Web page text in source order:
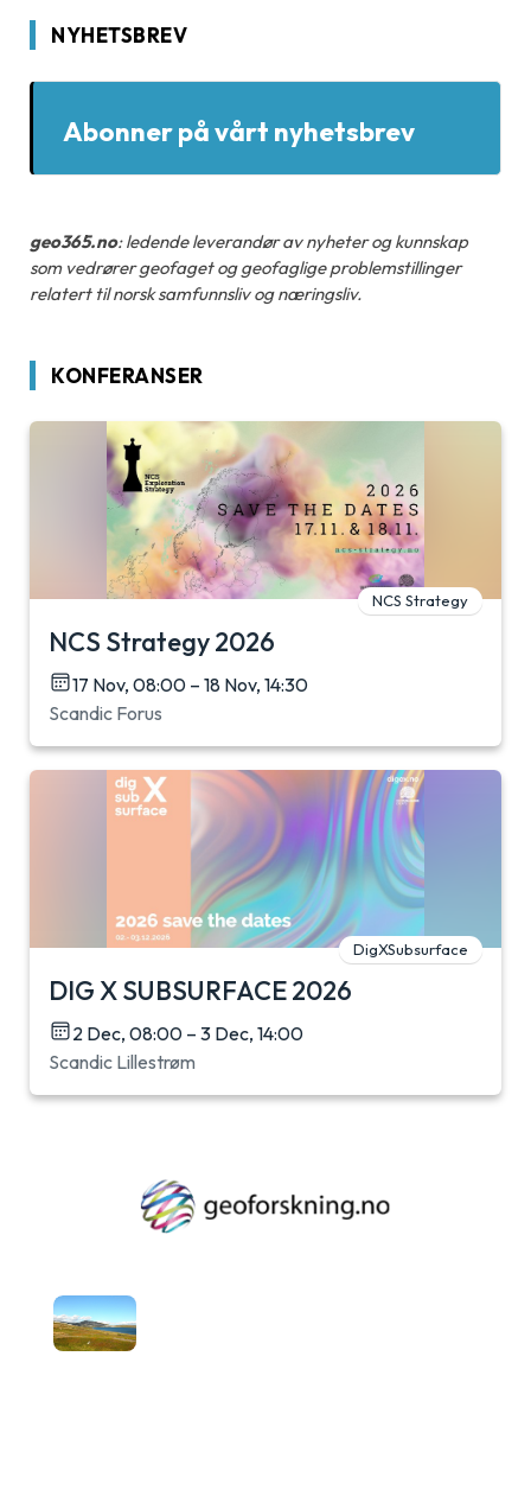
NYHETSBREV
Abonner på vårt nyhetsbrev
geo365.no: ledende leverandør av nyheter og kunnskap
som vedrører geofaget og geofaglige problemstillinger
relatert til norsk samfunnsliv og næringsliv.
KONFERANSER
NCS Strategy
NCS Strategy 2026
17 Nov, 08:00 – 18 Nov, 14:30
Scandic Forus
DigXSubsurface
DIG X SUBSURFACE 2026
2 Dec, 08:00 – 3 Dec, 14:00
Scandic Lillestrøm